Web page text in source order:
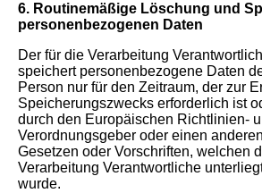
6. Routinemäßige Löschung und
personenbezogenen Daten
Der für die Verarbeitung
speichert personenbezogene Daten
Person nur für den Zeitraum, der zur
Speicherungszwecks erforderlich ist
durch den Europäischen Richtlinien-
Verordnungsgeber oder einen
Gesetzen oder Vorschriften, welchen
Verarbeitung Verantwortliche
wurde.